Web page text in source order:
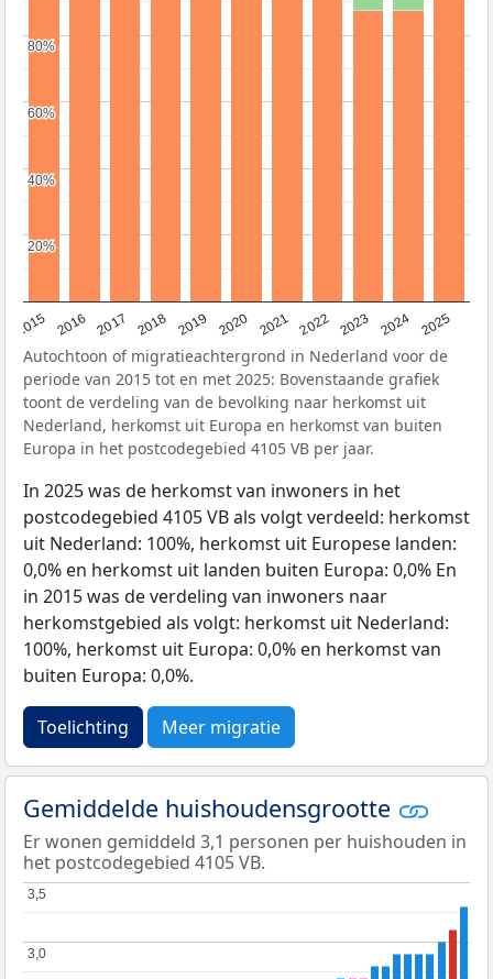
2015 2016 2017 2018 2019 2020 2021 2022 2023 2024 2025
20%
20%
40%
40%
60%
60%
80%
80%
Autochtoon of migratieachtergrond in Nederland voor de
periode van 2015 tot en met 2025: Bovenstaande grafiek
toont de verdeling van de bevolking naar herkomst uit
Nederland, herkomst uit Europa en herkomst van buiten
Europa in het postcodegebied 4105 VB per jaar.
In 2025 was de herkomst van inwoners in het
postcodegebied 4105 VB als volgt verdeeld: herkomst
uit Nederland: 100%, herkomst uit Europese landen:
0,0% en herkomst uit landen buiten Europa: 0,0% En
in 2015 was de verdeling van inwoners naar
herkomstgebied als volgt: herkomst uit Nederland:
100%, herkomst uit Europa: 0,0% en herkomst van
buiten Europa: 0,0%.
Toelichting Meer migratie
Gemiddelde huishoudensgrootte
Er wonen gemiddeld 3,1 personen per huishouden in
het postcodegebied 4105 VB.
3,0
3,0
3,5
3,5